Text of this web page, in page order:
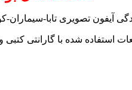
آیفون تصویری تابا-
استفاده شده با گارانتی